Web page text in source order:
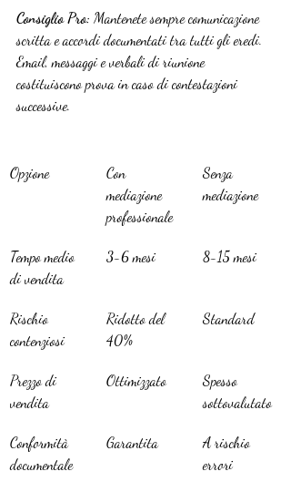
Consiglio Pro: Mantenete sempre comunicazione
scritta e accordi documentati tra tutti gli eredi.
Email, messaggi e verbali di riunione
costituiscono prova in caso di contestazioni
successive.
Opzione
Con
mediazione
professionale
Senza
mediazione
Tempo medio
di vendita
3-6 mesi 8-15 mesi
Rischio
contenziosi
Ridotto del
40%
Standard
Prezzo di
vendita
Ottimizzato
Spesso
sottovalutato
Conformità
documentale
Garantita
A rischio
errori